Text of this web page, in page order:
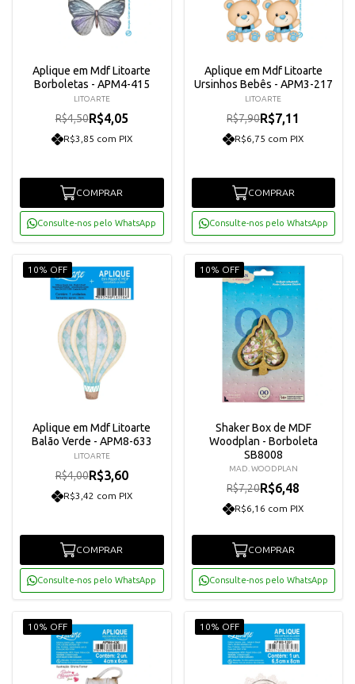
Aplique em Mdf Litoarte
Borboletas - APM4-415
LITOARTE
R$4,50R$4,05
R$3,85 com PIX
COMPRAR
Consulte-nos pelo WhatsApp
Aplique em Mdf Litoarte
Ursinhos Bebês - APM3-217
LITOARTE
R$7,90R$7,11
R$6,75 com PIX
COMPRAR
Consulte-nos pelo WhatsApp
10% OFF
Aplique em Mdf Litoarte
Balão Verde - APM8-633
LITOARTE
R$4,00R$3,60
R$3,42 com PIX
COMPRAR
Consulte-nos pelo WhatsApp
10% OFF
Shaker Box de MDF
Woodplan - Borboleta
SB8008
MAD. WOODPLAN
R$7,20R$6,48
R$6,16 com PIX
COMPRAR
Consulte-nos pelo WhatsApp
10% OFF 10% OFF